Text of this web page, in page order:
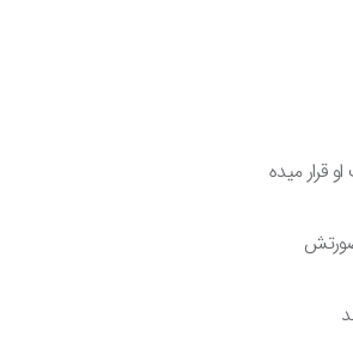
قرار میده
صورتش